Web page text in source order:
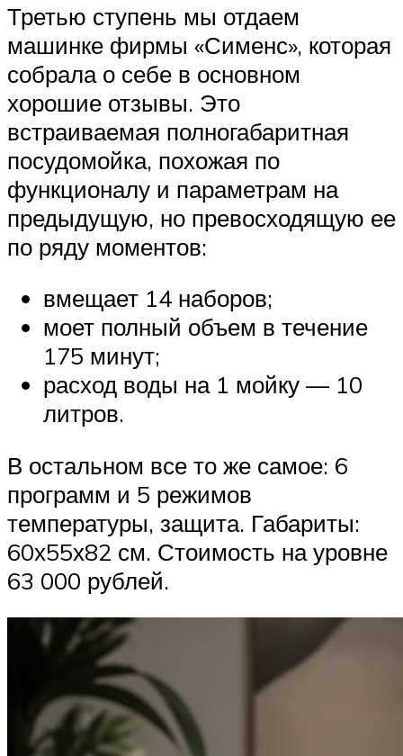
Третью ступень мы отдаем
машинке фирмы «Сименс», которая
собрала о себе в основном
хорошие отзывы. Это
встраиваемая полногабаритная
посудомойка, похожая по
функционалу и параметрам на
предыдущую, но превосходящую ее
по ряду моментов:
вмещает 14 наборов;
моет полный объем в течение
175 минут;
расход воды на 1 мойку — 10
литров.
В остальном все то же самое: 6
программ и 5 режимов
температуры, защита. Габариты:
60х55х82 см. Стоимость на уровне
63 000 рублей.